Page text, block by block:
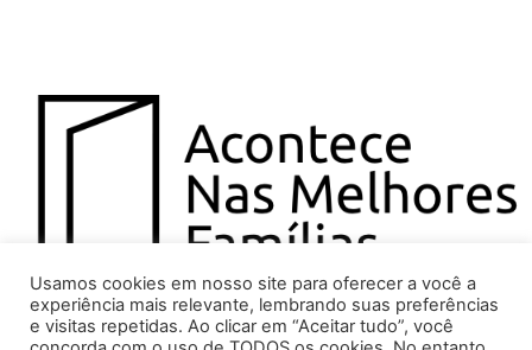
O escritório Lúcia Tina M. Guimarães usa a técnica
conciliatória transformativa e reflexiva para a solução
Usamos cookies em nosso site para oferecer a você a
experiência mais relevante, lembrando suas preferências
e visitas repetidas. Ao clicar em “Aceitar tudo”, você